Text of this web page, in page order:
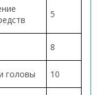
5
8
головы 10